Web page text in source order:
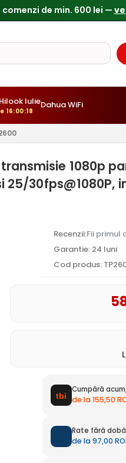
de min. 600 lei —
Iulie
16:00:17
Dahua WiFi
1080p
30fps@1080P,
Recenzii:Fii primul
Garantie: 24 luni
Cod produs:
Cumpără
de la 155,50
Rate fără
de la 97,00